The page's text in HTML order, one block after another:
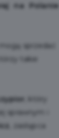
na Polanie
sprzedać
takie
sprawnym i
, zastępca